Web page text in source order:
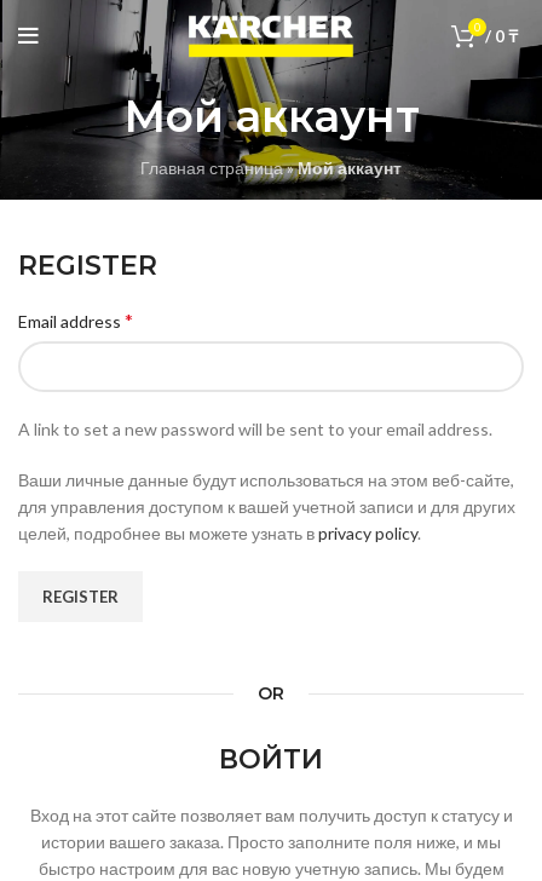
0 / 0₸
Мой аккаунт
Главная страница»Мой аккаунт
REGISTER
Email address *
A link to set a new password will be sent to your email address.
Ваши личные данные будут использоваться на этом веб-сайте,
для управления доступом к вашей учетной записи и для других
целей, подробнее вы можете узнать вprivacy policy.
REGISTER
OR
ВОЙТИ
Вход на этот сайте позволяет вам получить доступ к статусу и
истории вашего заказа. Просто заполните поля ниже, и мы
быстро настроим для вас новую учетную запись. Мы будем